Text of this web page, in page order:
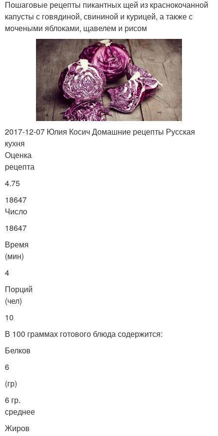
Пошаговые рецепты пикантных щей из краснокочанной
капусты с говядиной, свининой и курицей, а также с
мочеными яблоками, щавелем и рисом
2017-12-07 Юлия Косич Домашние рецепты Русская
кухня
Оценка
рецепта
4.75
18647
Число
18647
Время
(мин)
4
Порций
(чел)
10
В 100 граммах готового блюда содержится:
Белков
6
(гр)
6 гр.
среднее
Жиров